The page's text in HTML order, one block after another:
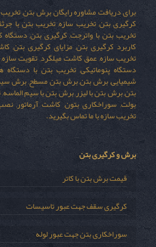
برای دریافت مشاوره رایگان برش بتن,
کرگیری بتن, تخریب سازه, تخریب بتن با
تخریب بتن با واترجت, کرگیری بتن,
کاربرد کرگیری بتن, مزایای کرگیری بتن,
تخریب سازه, عمق کاشت میلگرد, تقویت
دستگاه پنوماتیکی, تخریب بتن با دستگاه
شیمیایی, برش بتن, برش بتن مسطح, برش
بتن, برش بتن با لیزر, برش بتن با سیم
بولت, سوراخکاری بتون, کاشت آرماتور,
تخریب سازه با ما تماس بگیرید.
برش و کرگیری بتن
قیمت برش بتن با کاتر
کرگیری سقف جهت عبور تاسیسات
سوراخکاری بتن جهت عبور لوله